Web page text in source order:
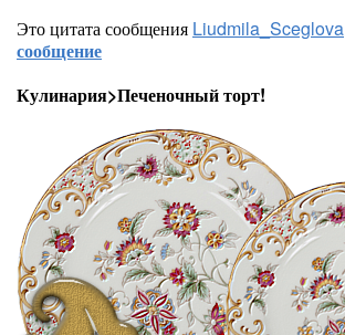
Это цитата сообщения Liudmila_Sceglova
сообщение
Кулинария>Печеночный торт!